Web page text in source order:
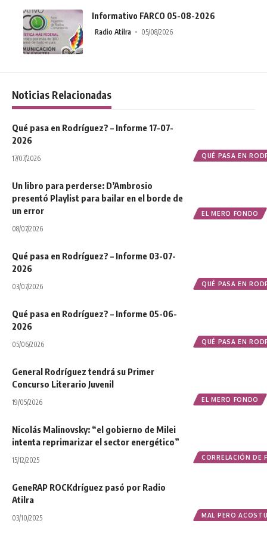
Informativo FARCO 05-08-2026
Radio Atilra 05/08/2026
Noticias Relacionadas
QUÉ PASA EN
Qué pasa en Rodríguez? – Informe 17-07-
2026
17/07/2026
EL MERO FONDO
Un libro para perderse: D’Ambrosio
presentó Playlist para bailar en el borde de
un error
08/07/2026
QUÉ PASA EN
Qué pasa en Rodríguez? – Informe 03-07-
2026
03/07/2026
QUÉ PASA EN
Qué pasa en Rodríguez? – Informe 05-06-
2026
05/06/2026
EL MERO FONDO
General Rodríguez tendrá su Primer
Concurso Literario Juvenil
19/05/2026
CORRELACIÓN DE
Nicolás Malinovsky: “el gobierno de Milei
intenta reprimarizar el sector energético”
15/12/2025
MAL PERO
GeneRAP ROCKdríguez pasó por Radio
Atilra
03/10/2025